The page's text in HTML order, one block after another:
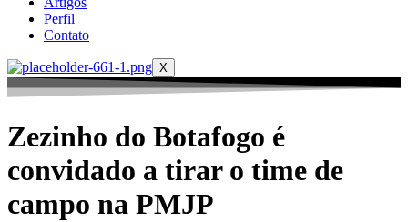
Perfil
Contato
X
Zezinho do Botafogo é
convidado a tirar o time de
campo na PMJP